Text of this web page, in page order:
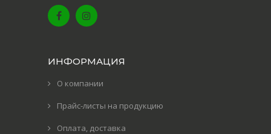
ИНФОРМАЦИЯ
О компании
Прайс-листы на продукцию
Оплата, доставка